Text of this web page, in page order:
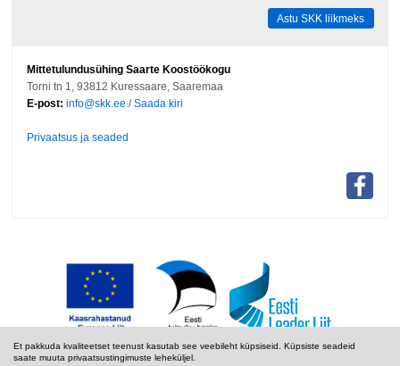
Et pakkuda kvaliteetset teenust kasutab see veebileht küpsiseid. Küpsiste seadeid
saate muuta privaatsustingimuste leheküljel.
Astu SKK liikmeks
Mittetulundusühing Saarte Koostöökogu
Torni tn 1, 93812 Kuressaare, Saaremaa
E-post: info@skk.ee /Saada kiri
Privaatsus ja seaded